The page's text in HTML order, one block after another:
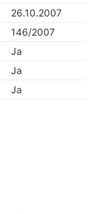
26.10.2007
146/2007
Ja
Ja
Ja